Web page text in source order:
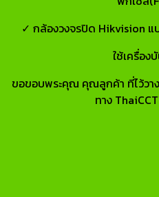
✓ กล้องวงจรปิด Hikvision
ใช้เครื่อง
ขอขอบพระคุณ คุณลูกค้า ที่ไว้วา
ทาง